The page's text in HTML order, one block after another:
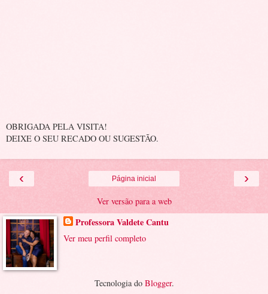
OBRIGADA PELA VISITA!
DEIXE O SEU RECADO OU SUGESTÃO.
‹ ›
Página inicial
Ver versão para a web
Professora Valdete Cantu
Ver meu perfil completo
Tecnologia do Blogger.